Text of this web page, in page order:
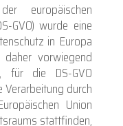
europäischen
GVO) wurde eine
in Europa
vorwiegend
für die DS-GVO
durch
Union
stattfinden,